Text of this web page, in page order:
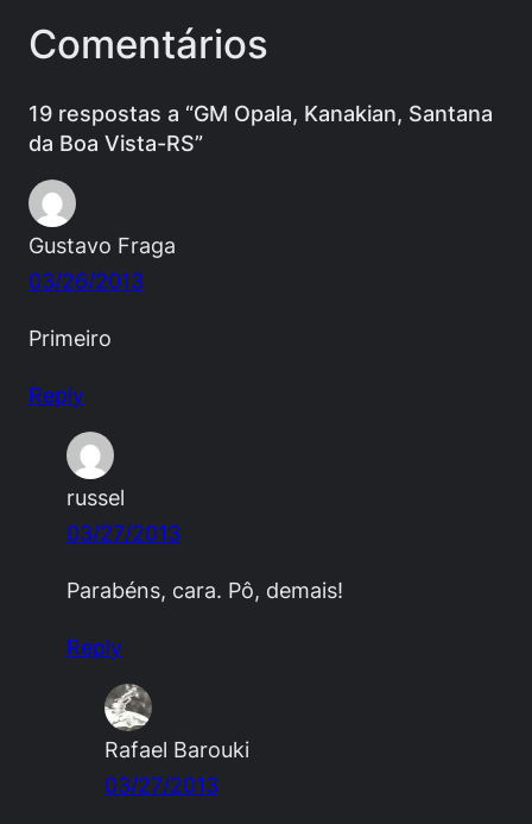
Comentários
19 respostas a “GM Opala, Kanakian, Santana
da Boa Vista-RS”
Gustavo Fraga
03/26/2013
Primeiro
Reply
russel
03/27/2013
Parabéns, cara. Pô, demais!
Reply
Rafael Barouki
03/27/2013